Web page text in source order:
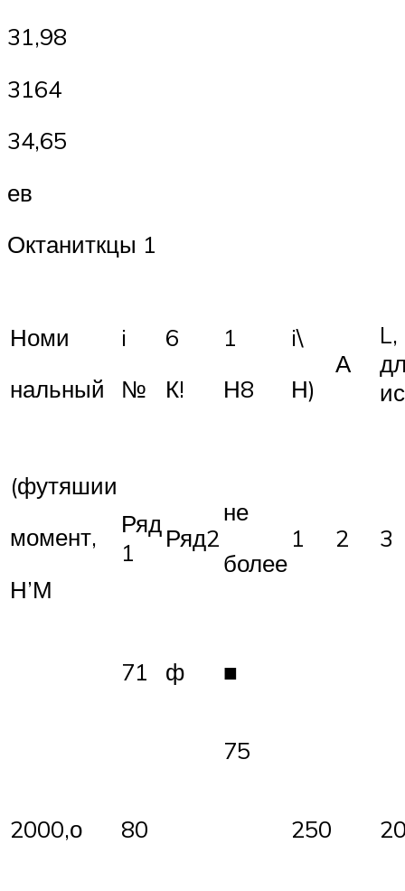
31,98
3164
34,65
ев
Октаниткцы 1
Номи
нальный
i
№
6
К!
1
Н8
i\
Н)
А
(футяшии
момент,
Н’М
Ряд
1
Ряд2
не
более
1 2 3
71 ф ■
75
2000,о 80 250